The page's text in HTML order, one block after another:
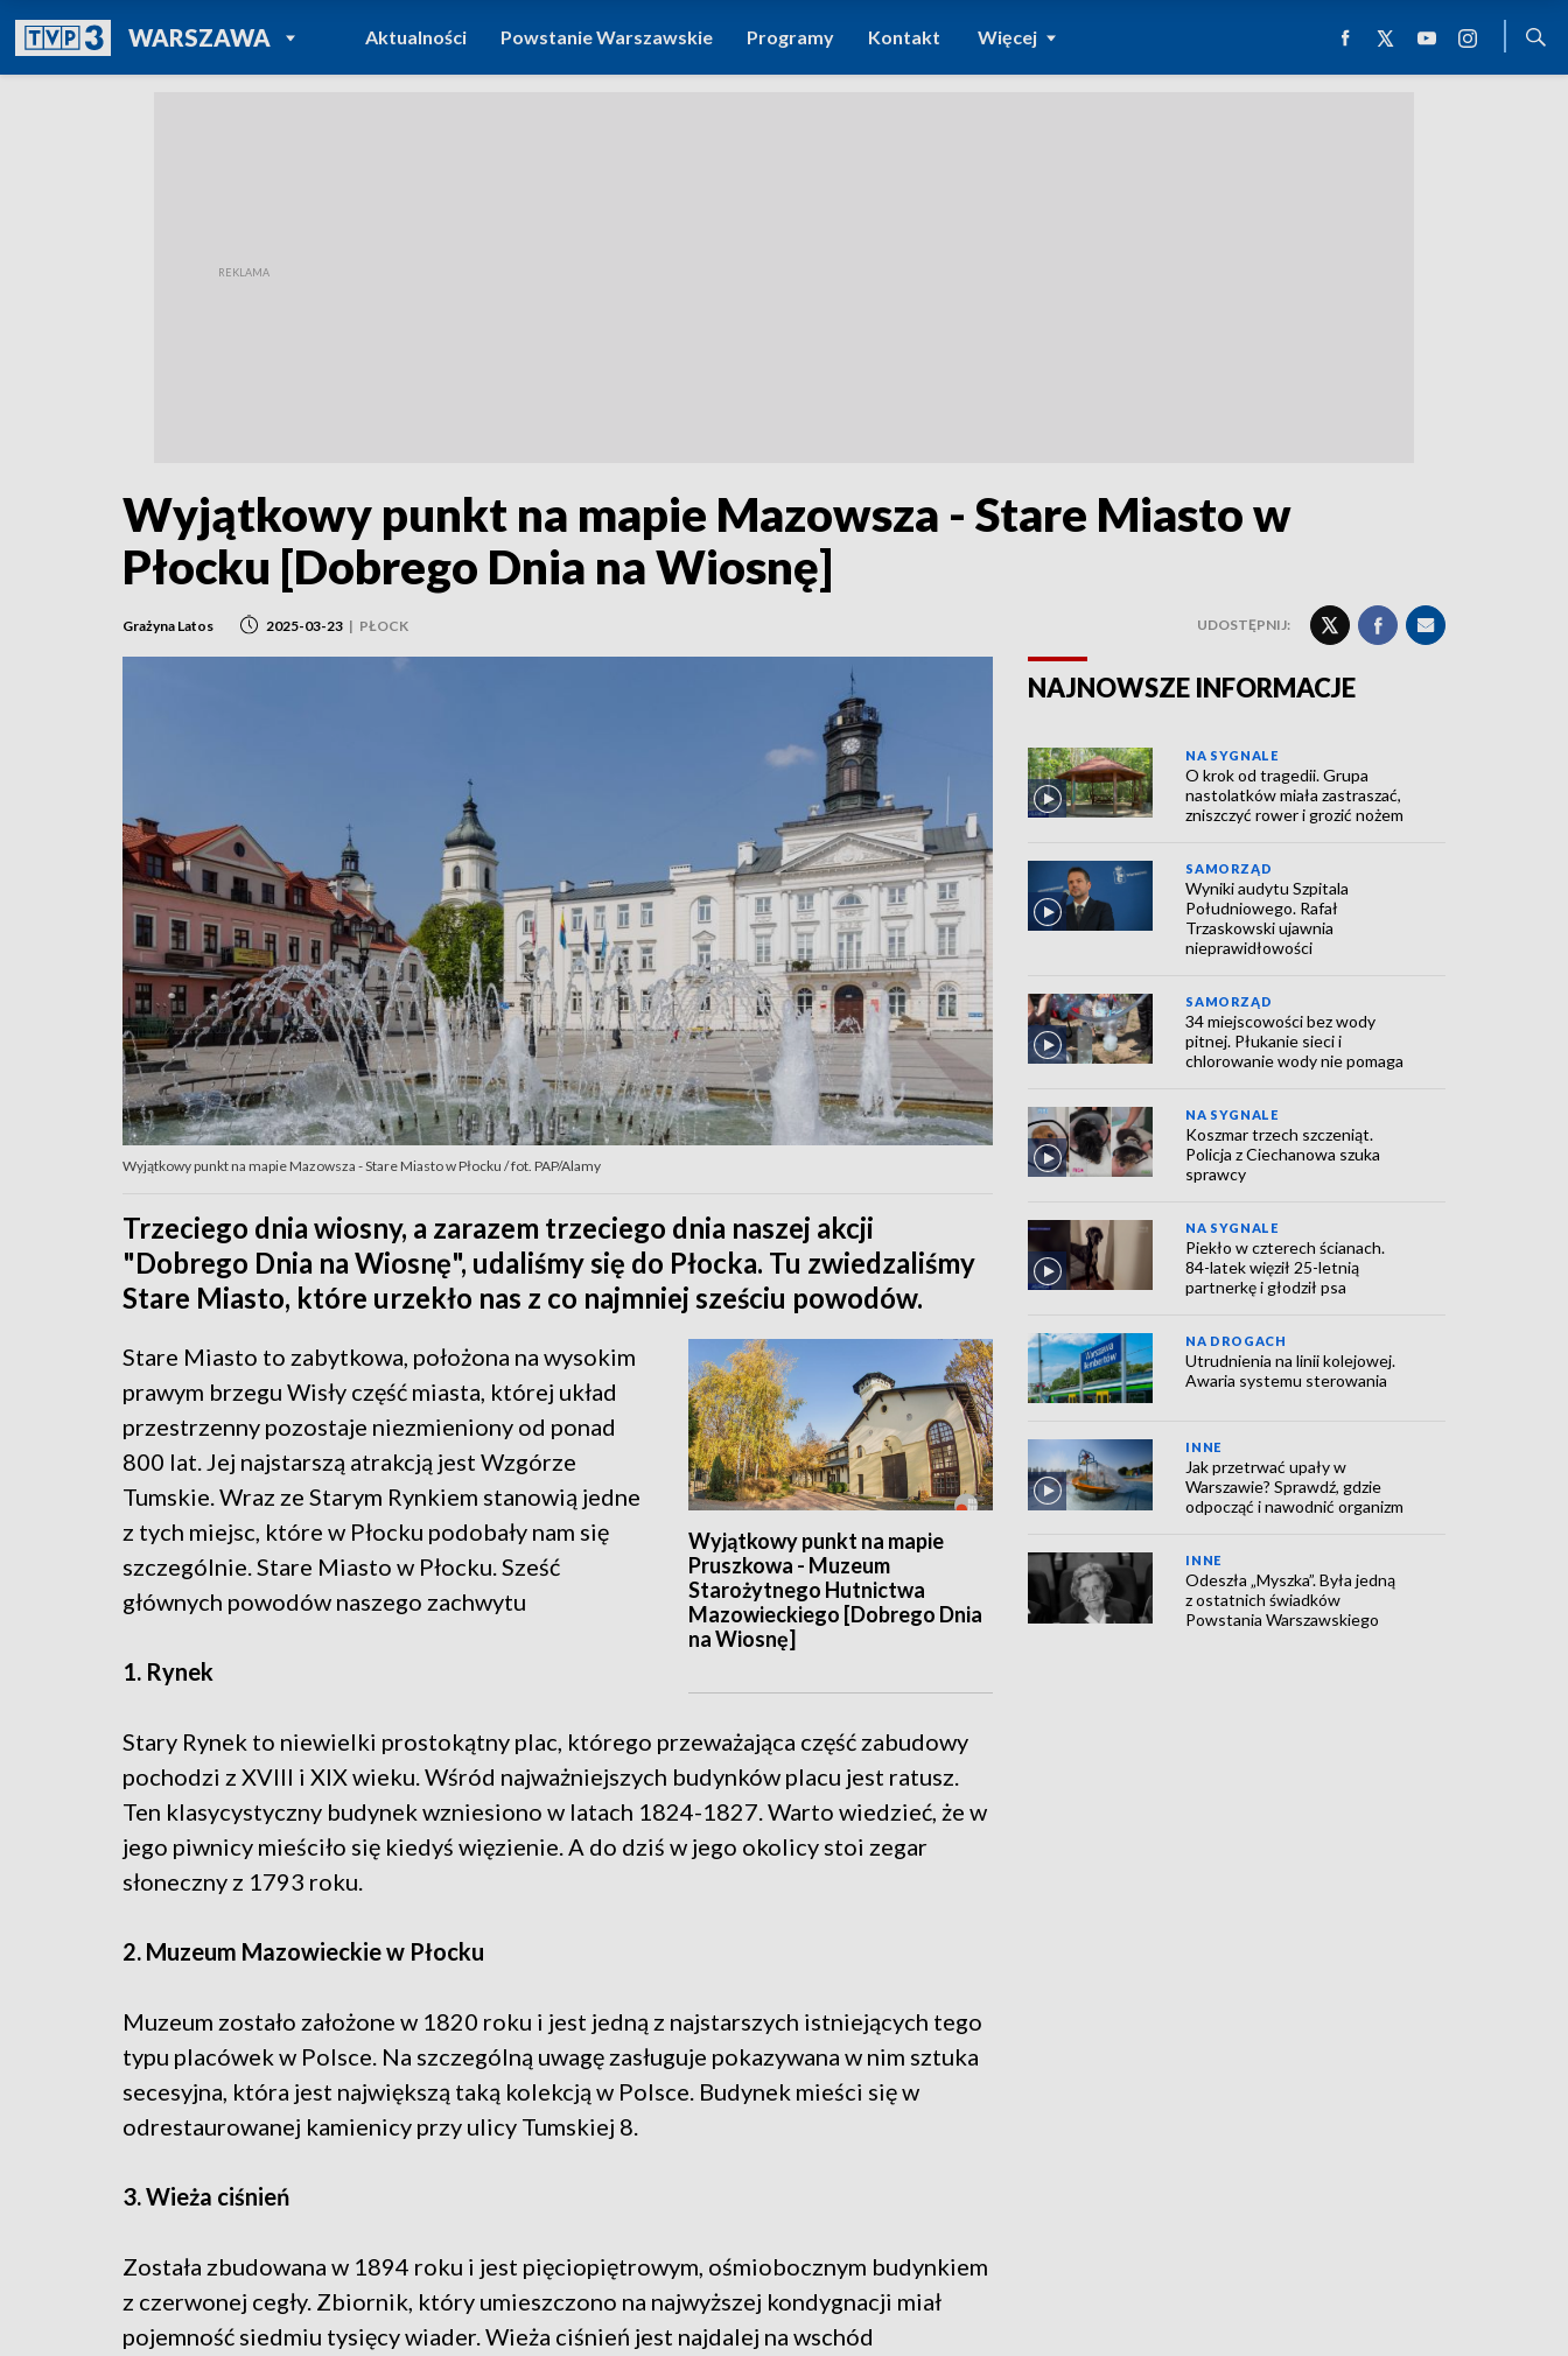
WARSZAWAPOWRÓT DO
TVP REGIONY
Aktualności Powstanie Warszawskie Programy Kontakt Więcej
Wyjątkowy punkt na mapie Mazowsza - Stare Miasto w
Płocku [Dobrego Dnia na Wiosnę]
Grażyna Latos 2025-03-23 | PŁOCK UDOSTĘPNIJ:
Wyjątkowy punkt na mapie Mazowsza - Stare Miasto w Płocku / fot. PAP/Alamy
Trzeciego dnia wiosny, a zarazem trzeciego dnia naszej akcji
"Dobrego Dnia na Wiosnę", udaliśmy się do Płocka. Tu zwiedzaliśmy
Stare Miasto, które urzekło nas z co najmniej sześciu powodów.
Wyjątkowy punkt na mapie
Pruszkowa - Muzeum
Starożytnego Hutnictwa
Mazowieckiego [Dobrego Dnia
na Wiosnę]
Stare Miasto to zabytkowa, położona na wysokim
prawym brzegu Wisły część miasta, której układ
przestrzenny pozostaje niezmieniony od ponad
800 lat. Jej najstarszą atrakcją jest Wzgórze
Tumskie. Wraz ze Starym Rynkiem stanowią jedne
z tych miejsc, które w Płocku podobały nam się
szczególnie. Stare Miasto w Płocku. Sześć
głównych powodów naszego zachwytu
1. Rynek
Stary Rynek to niewielki prostokątny plac, którego przeważająca część zabudowy
pochodzi z XVIII i XIX wieku. Wśród najważniejszych budynków placu jest ratusz.
Ten klasycystyczny budynek wzniesiono w latach 1824-1827. Warto wiedzieć, że w
jego piwnicy mieściło się kiedyś więzienie. A do dziś w jego okolicy stoi zegar
słoneczny z 1793 roku.
2. Muzeum Mazowieckie w Płocku
Muzeum zostało założone w 1820 roku i jest jedną z najstarszych istniejących tego
typu placówek w Polsce. Na szczególną uwagę zasługuje pokazywana w nim sztuka
secesyjna, która jest największą taką kolekcją w Polsce. Budynek mieści się w
odrestaurowanej kamienicy przy ulicy Tumskiej 8.
3. Wieża ciśnień
Została zbudowana w 1894 roku i jest pięciopiętrowym, ośmiobocznym budynkiem
z czerwonej cegły. Zbiornik, który umieszczono na najwyższej kondygnacji miał
pojemność siedmiu tysięcy wiader. Wieża ciśnień jest najdalej na wschód
NAJNOWSZE INFORMACJE
NA SYGNALE
O krok od tragedii. Grupa
nastolatków miała zastraszać,
zniszczyć rower i grozić nożem
SAMORZĄD
Wyniki audytu Szpitala
Południowego. Rafał
Trzaskowski ujawnia
nieprawidłowości
SAMORZĄD
34 miejscowości bez wody
pitnej. Płukanie sieci i
chlorowanie wody nie pomaga
NA SYGNALE
Koszmar trzech szczeniąt.
Policja z Ciechanowa szuka
sprawcy
NA SYGNALE
Piekło w czterech ścianach.
84-latek więził 25-letnią
partnerkę i głodził psa
NA DROGACH
Utrudnienia na linii kolejowej.
Awaria systemu sterowania
INNE
Jak przetrwać upały w
Warszawie? Sprawdź, gdzie
odpocząć i nawodnić organizm
INNE
Odeszła „Myszka”. Była jedną
z ostatnich świadków
Powstania Warszawskiego